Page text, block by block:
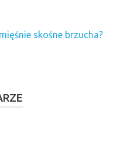
skośne brzucha?